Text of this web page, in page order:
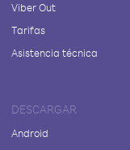
Viber Out
Tarifas
Asistencia técnica
DESCARGAR
Android